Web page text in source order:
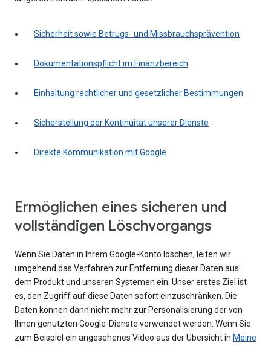
Sicherheit sowie Betrugs- und Missbrauchsprävention
Dokumentationspflicht im Finanzbereich
Einhaltung rechtlicher und gesetzlicher Bestimmungen
Sicherstellung der Kontinuität unserer Dienste
Direkte Kommunikation mit Google
Ermöglichen eines sicheren und
vollständigen Löschvorgangs
Wenn Sie Daten in Ihrem Google-Konto löschen, leiten wir
umgehend das Verfahren zur Entfernung dieser Daten aus
dem Produkt und unseren Systemen ein. Unser erstes Ziel ist
es, den Zugriff auf diese Daten sofort einzuschränken. Die
Daten können dann nicht mehr zur Personalisierung der von
Ihnen genutzten Google-Dienste verwendet werden. Wenn Sie
zum Beispiel ein angesehenes Video aus der Übersicht in Meine